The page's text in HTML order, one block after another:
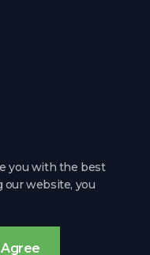
you with the best
our website, you
Agree